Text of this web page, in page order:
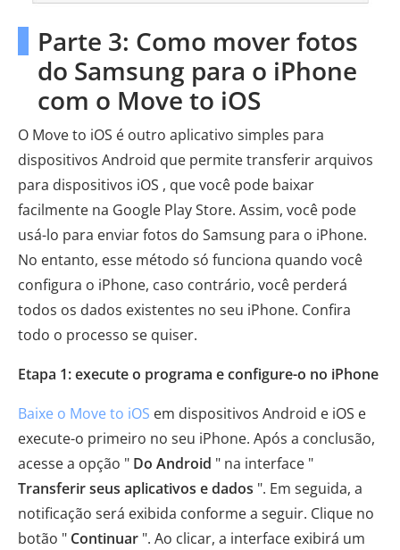
Parte 3: Como mover fotos
do Samsung para o iPhone
com o Move to iOS
O Move to iOS é outro aplicativo simples para
dispositivos Android que permite transferir arquivos
para dispositivos iOS , que você pode baixar
facilmente na Google Play Store. Assim, você pode
usá-lo para enviar fotos do Samsung para o iPhone.
No entanto, esse método só funciona quando você
configura o iPhone, caso contrário, você perderá
todos os dados existentes no seu iPhone. Confira
todo o processo se quiser.
Etapa 1: execute o programa e configure-o no iPhone
Baixe o Move to iOS em dispositivos Android e iOS e
execute-o primeiro no seu iPhone. Após a conclusão,
acesse a opção " Do Android " na interface "
Transferir seus aplicativos e dados ". Em seguida, a
notificação será exibida conforme a seguir. Clique no
botão " Continuar ". Ao clicar, a interface exibirá um